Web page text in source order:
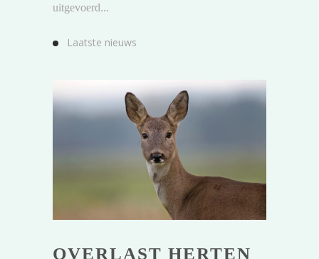
uitgevoerd...
Laatste nieuws
OVERLAST HERTEN